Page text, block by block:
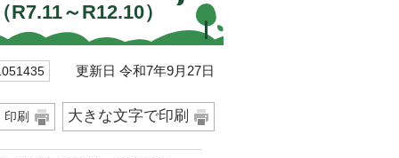
～R12.10）
更新日 令和7年9月27日
印刷 大きな文字で印刷